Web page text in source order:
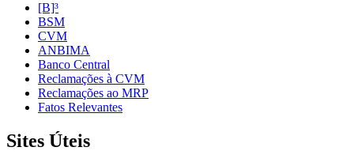
[B]³
BSM
CVM
ANBIMA
Banco Central
Reclamações à CVM
Reclamações ao MRP
Fatos Relevantes
Sites Úteis